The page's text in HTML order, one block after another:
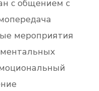
с общением с
мероприятия